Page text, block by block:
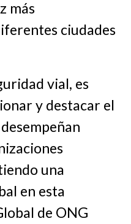
más
ciudades
vial, es
y destacar el
una
en esta
de ONG